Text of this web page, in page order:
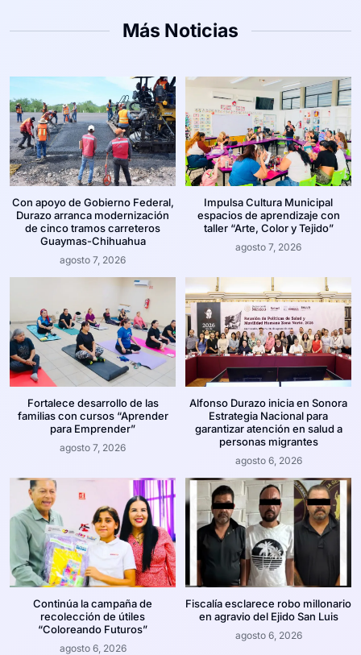
Más Noticias
Con apoyo de Gobierno Federal,
Durazo arranca modernización
de cinco tramos carreteros
Guaymas-Chihuahua
agosto 7, 2026
Impulsa Cultura Municipal
espacios de aprendizaje con
taller “Arte, Color y Tejido”
agosto 7, 2026
Fortalece desarrollo de las
familias con cursos “Aprender
para Emprender”
agosto 7, 2026
Alfonso Durazo inicia en Sonora
Estrategia Nacional para
garantizar atención en salud a
personas migrantes
agosto 6, 2026
Continúa la campaña de
recolección de útiles
“Coloreando Futuros”
agosto 6, 2026
Fiscalía esclarece robo millonario
en agravio del Ejido San Luis
agosto 6, 2026